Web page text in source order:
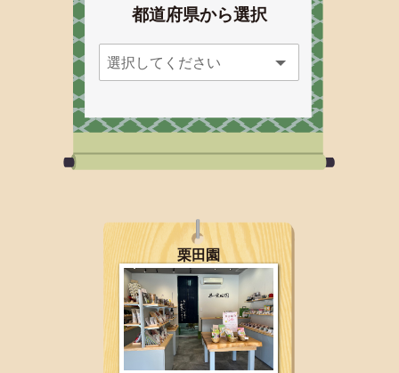
都道府県から選択
栗田園